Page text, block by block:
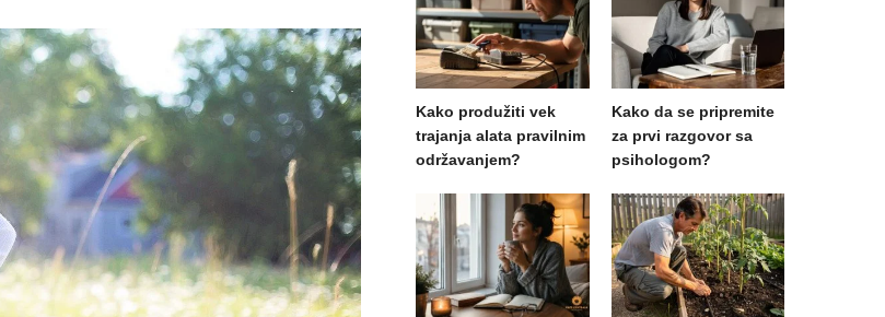
Kako produžiti vek
trajanja alata pravilnim
održavanjem?
Kako da se pripremite
za prvi razgovor sa
psihologom?